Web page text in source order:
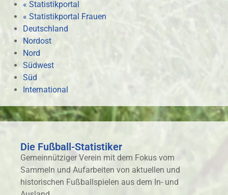
« Statistikportal
« Statistikportal Frauen
Deutschland
Nordost
Nord
Südwest
Süd
International
Die Fußball-Statistiker
Gemeinnütziger Verein mit dem Fokus vom
Sammeln und Aufarbeiten von aktuellen und
historischen Fußballspielen aus dem In- und